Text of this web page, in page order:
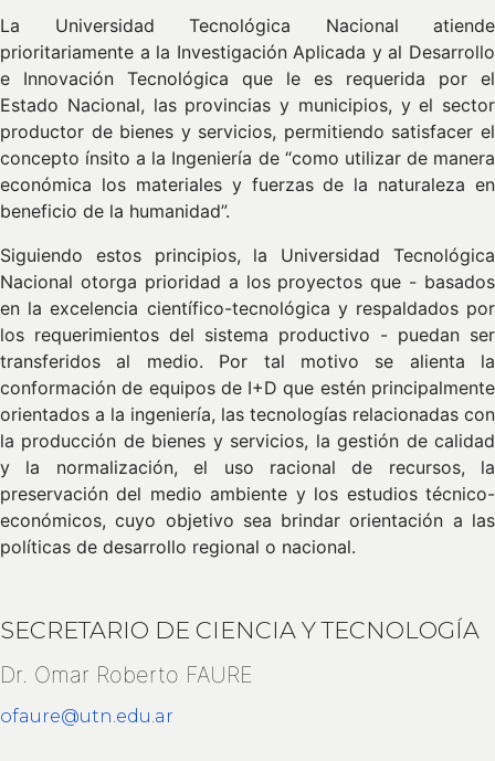
La Universidad Tecnológica Nacional atiende
prioritariamente a la Investigación Aplicada y al Desarrollo
e Innovación Tecnológica que le es requerida por el
Estado Nacional, las provincias y municipios, y el sector
productor de bienes y servicios, permitiendo satisfacer el
concepto ínsito a la Ingeniería de “como utilizar de manera
económica los materiales y fuerzas de la naturaleza en
beneficio de la humanidad”.
Siguiendo estos principios, la Universidad Tecnológica
Nacional otorga prioridad a los proyectos que - basados
en la excelencia científico-tecnológica y respaldados por
los requerimientos del sistema productivo - puedan ser
transferidos al medio. Por tal motivo se alienta la
conformación de equipos de I+D que estén principalmente
orientados a la ingeniería, las tecnologías relacionadas con
la producción de bienes y servicios, la gestión de calidad
y la normalización, el uso racional de recursos, la
preservación del medio ambiente y los estudios técnico-
económicos, cuyo objetivo sea brindar orientación a las
políticas de desarrollo regional o nacional.
SECRETARIO DE CIENCIA Y TECNOLOGÍA
Dr. Omar Roberto FAURE
ofaure@utn.edu.ar